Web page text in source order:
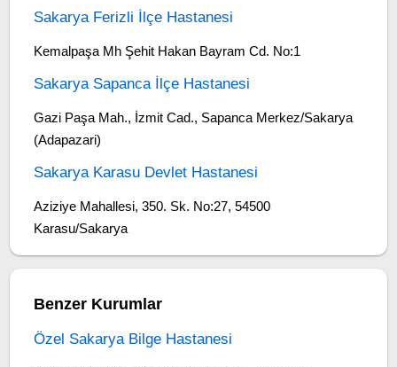
Sakarya Ferizli İlçe Hastanesi
Kemalpaşa Mh Şehit Hakan Bayram Cd. No:1
Sakarya Sapanca İlçe Hastanesi
Gazi Paşa Mah., İzmit Cad., Sapanca Merkez/Sakarya
(Adapazari)
Sakarya Karasu Devlet Hastanesi
Aziziye Mahallesi, 350. Sk. No:27, 54500
Karasu/Sakarya
Benzer Kurumlar
Özel Sakarya Bilge Hastanesi